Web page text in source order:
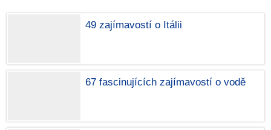
49 zajímavostí o Itálii
67 fascinujících zajímavostí o vodě